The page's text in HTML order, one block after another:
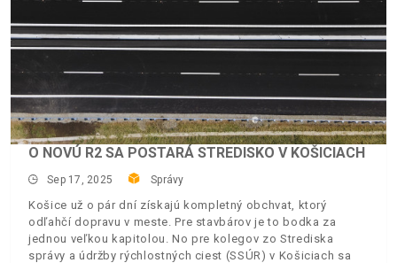
O NOVÚ R2 SA POSTARÁ STREDISKO V KOŠICIACH
Sep 17, 2025 Správy
Košice už o pár dní získajú kompletný obchvat, ktorý
odľahčí dopravu v meste. Pre stavbárov je to bodka za
jednou veľkou kapitolou. No pre kolegov zo Strediska
správy a údržby rýchlostných ciest (SSÚR) v Košiciach sa